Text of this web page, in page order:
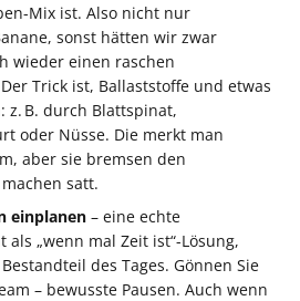
Mix ist. Also nicht nur
sonst hätten wir zwar
wieder einen raschen
Trick ist, Ballaststoffe und etwas
z. B. durch Blattspinat,
oder Nüsse. Die merkt man
aber sie bremsen den
satt.
einplanen – eine echte
als „wenn mal Zeit ist“-Lösung,
des Tages. Gönnen Sie
– bewusste Pausen. Auch wenn